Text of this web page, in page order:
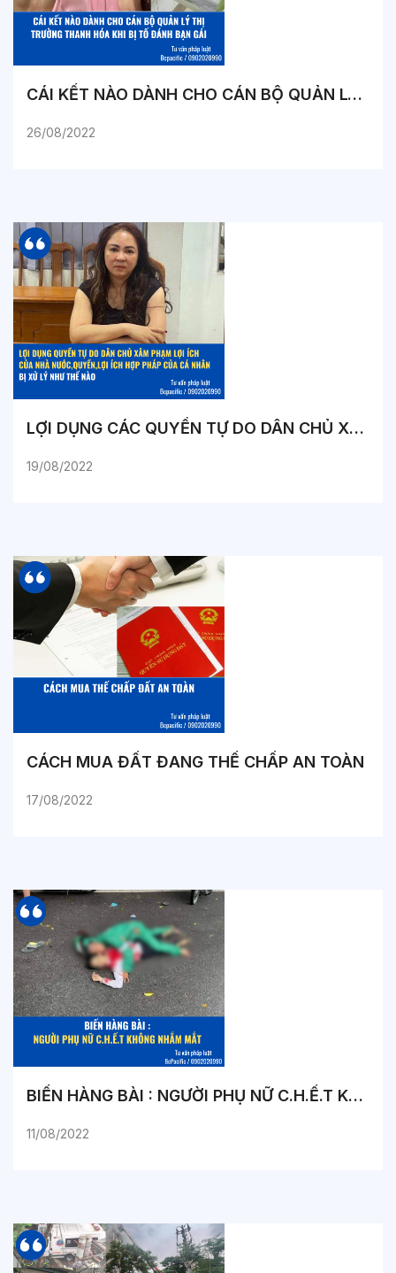
CÁI KẾT NÀO DÀNH CHO CÁN BỘ QUẢN LÝ THỊ TRƯỜNG THANH HÓA KHI BỊ TỐ ĐÁNH BẠN GÁI
26/08/2022
LỢI DỤNG CÁC QUYỀN TỰ DO DÂN CHỦ XÂM PHẠM LỢI ÍCH CỦA NHÀ NƯỚC, QUYỀN, LỢI ÍCH HỢP PHÁP CỦA CÁ NHÂN BỊ XỬ LÝ NHƯ THẾ NÀO?
19/08/2022
CÁCH MUA ĐẤT ĐANG THẾ CHẤP AN TOÀN
17/08/2022
BIẾN HÀNG BÀI : NGƯỜI PHỤ NỮ C.H.Ế.T KHÔNG NHẮM MẮT
11/08/2022